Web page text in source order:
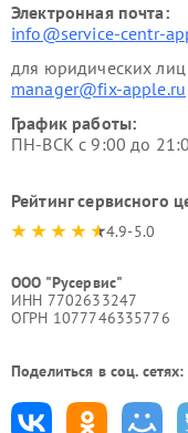
Электронная почта:
info@service-centr-
для юридических лиц
manager@fix-apple.ru
График работы:
ПН-ВСК с 9:00 до
Рейтинг сервисного
4.9-5.0
ООО "Русервис"
ИНН 7702633247
ОГРН 1077746335776
Поделиться в соц. сетях: